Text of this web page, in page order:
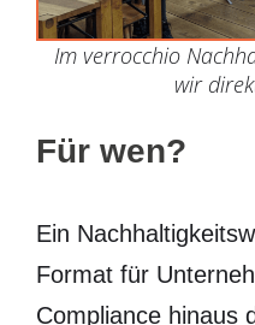
Im verrocchio
wir
Für wen?
Ein
Format für
Compliance hinaus